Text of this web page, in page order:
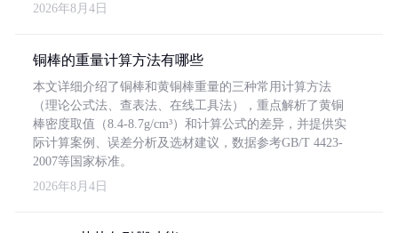
2026年8月4日
铜棒的重量计算方法有哪些
本文详细介绍了铜棒和黄铜棒重量的三种常用计算方法
（理论公式法、查表法、在线工具法），重点解析了黄铜
棒密度取值（8.4-8.7g/cm³）和计算公式的差异，并提供实
际计算案例、误差分析及选材建议，数据参考GB/T 4423-
2007等国家标准。
2026年8月4日